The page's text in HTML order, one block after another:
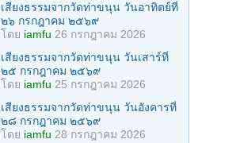
เสียงธรรมจากวัดท่าขนุน วันอาทิตย์ที่
๒๖ กรกฎาคม ๒๕๖๙
โดย iamfu 26 กรกฎาคม 2026
เสียงธรรมจากวัดท่าขนุน วันเสาร์ที่
๒๕ กรกฎาคม ๒๕๖๙
โดย iamfu 25 กรกฎาคม 2026
เสียงธรรมจากวัดท่าขนุน วันอังคารที่
๒๘ กรกฎาคม ๒๕๖๙
โดย iamfu 28 กรกฎาคม 2026